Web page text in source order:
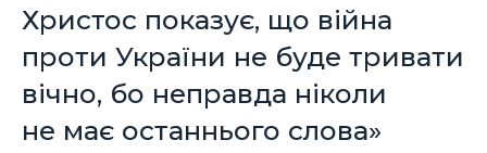
Христос показує, що війна
проти України не буде тривати
вічно, бо неправда ніколи
не має останнього слова»